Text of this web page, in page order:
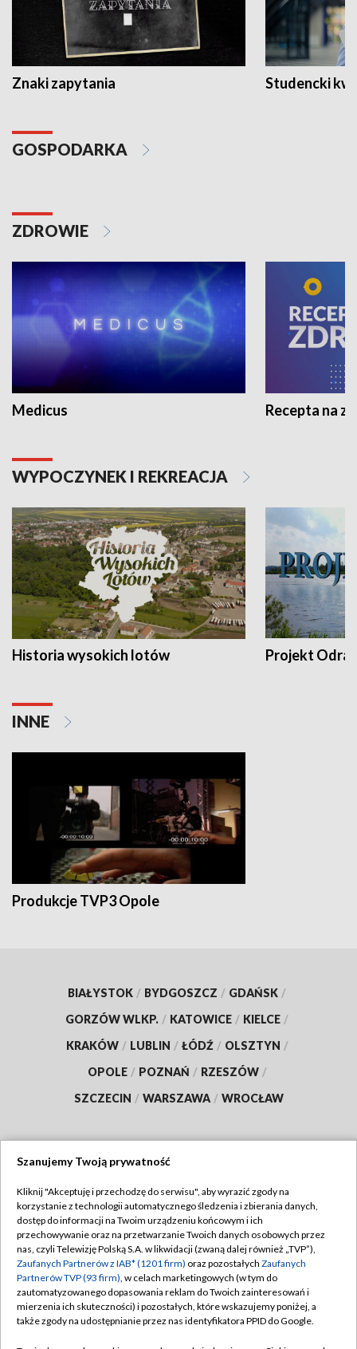
Znaki zapytania Studencki
GOSPODARKA
ZDROWIE
Medicus Recepta na
WYPOCZYNEK I REKREACJA
Historia wysokich lotów Projekt Odra
INNE
Produkcje TVP3 Opole
BIAŁYSTOK / BYDGOSZCZ / GDAŃSK /
GORZÓW WLKP. / KATOWICE / KIELCE /
KRAKÓW / LUBLIN / ŁÓDŹ / OLSZTYN /
OPOLE / POZNAŃ / RZESZÓW /
SZCZECIN / WARSZAWA / WROCŁAW
TVP
Abonament TVP
Emisja w TVP
Centrum informacji TVP
Naziemna Telewizja Cyfrowa
Regulamin TVP
Polityka prywatności
Moje zgody
Pomoc
Szanujemy Twoją prywatność
Kliknij "Akceptuję i przechodzę do serwisu", aby wyrazić zgody na
korzystanie z technologii automatycznego śledzenia i zbierania danych,
dostęp do informacji na Twoim urządzeniu końcowym i ich
przechowywanie oraz na przetwarzanie Twoich danych osobowych przez
nas, czyli Telewizję Polską S.A. w likwidacji (zwaną dalej również „TVP”),
Zaufanych Partnerów z IAB* (1201 firm) oraz pozostałych Zaufanych
Partnerów TVP (93 firm), w celach marketingowych (w tym do
zautomatyzowanego dopasowania reklam do Twoich zainteresowań i
mierzenia ich skuteczności) i pozostałych, które wskazujemy poniżej, a
także zgody na udostępnianie przez nas identyfikatora PPID do Google.